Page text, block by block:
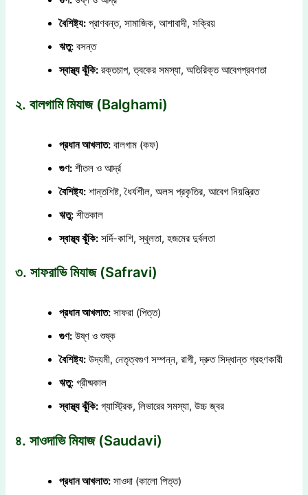
বৈশিষ্ট্য: প্রাণবন্ত, সামাজিক, আশাবাদী, সক্রিয়
ঋতু: বসন্ত
স্বাস্থ্য ঝুঁকি: রক্তচাপ, ত্বকের সমস্যা, অতিরিক্ত আবেগপ্রবণতা
২. বালগামি মিযাজ (Balghami)
প্রধান আখলাত: বালগাম (কফ)
গুণ: শীতল ও আর্দ্র
বৈশিষ্ট্য: শান্তশিষ্ট, ধৈর্যশীল, অলস প্রকৃতির, আবেগ নিয়ন্ত্রিত
ঋতু: শীতকাল
স্বাস্থ্য ঝুঁকি: সর্দি-কাশি, স্থূলতা, হজমের দুর্বলতা
৩. সাফরাভি মিযাজ (Safravi)
প্রধান আখলাত: সাফরা (পিত্ত)
গুণ: উষ্ণ ও শুষ্ক
বৈশিষ্ট্য: উদ্যমী, নেতৃত্বগুণ সম্পন্ন, রাগী, দ্রুত সিদ্ধান্ত গ্রহণকারী
ঋতু: গ্রীষ্মকাল
স্বাস্থ্য ঝুঁকি: গ্যাস্ট্রিক, লিভারের সমস্যা, উচ্চ জ্বর
৪. সাওদাভি মিযাজ (Saudavi)
প্রধান আখলাত: সাওদা (কালো পিত্ত)